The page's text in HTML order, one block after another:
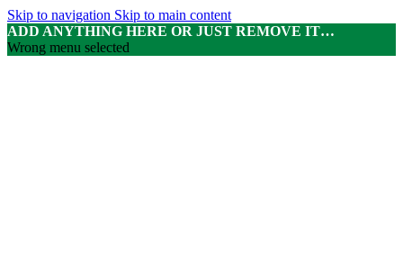
Skip to navigation Skip to main content
ADD ANYTHING HERE OR JUST REMOVE IT…
Wrong menu selected